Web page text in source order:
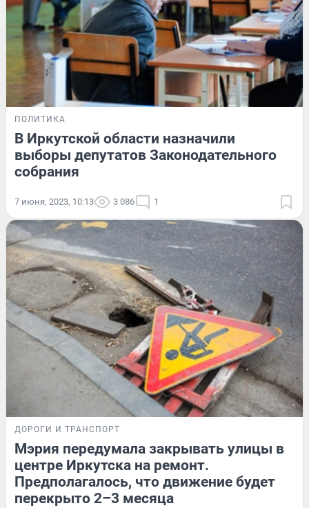
ПОЛИТИКА
В Иркутской области назначили
выборы депутатов Законодательного
собрания
7 июня, 2023, 10:13 3 086 1
ДОРОГИ И ТРАНСПОРТ
Мэрия передумала закрывать улицы в
центре Иркутска на ремонт.
Предполагалось, что движение будет
перекрыто 2–3 месяца